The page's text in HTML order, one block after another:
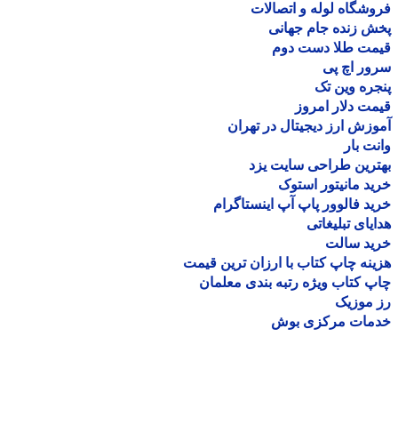
لوله و اتصالات
زنده جام جهانی
طلا دست دوم
اچ پی
وین تک
دلار امروز
ارز دیجیتال در تهران
بار
طراحی سایت یزد
مانیتور استوک
فالوور پاپ آپ اینستاگرام
تبلیغاتی
سالت
چاپ کتاب با ارزان ترین قیمت
کتاب ویژه رتبه بندی معلمان
موزیک
مرکزی بوش